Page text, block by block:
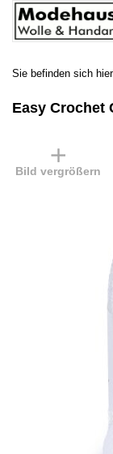
Sie befinden sich
Easy Crochet
Bild vergrößern